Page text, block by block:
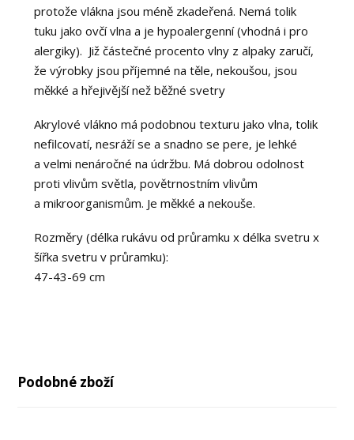
protože vlákna jsou méně zkadeřená. Nemá tolik
tuku jako ovčí vlna a je hypoalergenní (vhodná i pro
alergiky). Již částečné procento vlny z alpaky zaručí,
že výrobky jsou příjemné na těle, nekoušou, jsou
měkké a hřejivější než běžné svetry
Akrylové vlákno má podobnou texturu jako vlna, tolik
nefilcovatí, nesráží se a snadno se pere, je lehké
a velmi nenáročné na údržbu. Má dobrou odolnost
proti vlivům světla, povětrnostním vlivům
a mikroorganismům. Je měkké a nekouše.
Rozměry (délka rukávu od průramku x délka svetru x
šířka svetru v průramku):
47-43-69 cm
Podobné zboží